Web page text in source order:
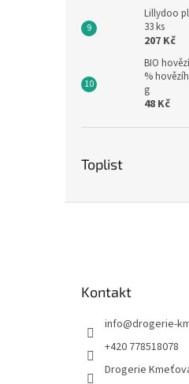
Lillydoo
33 ks
207 Kč
BIO
%
g
48 Kč
Toplist
Kontakt
info@drogerie-
+420 778518078
Drogerie